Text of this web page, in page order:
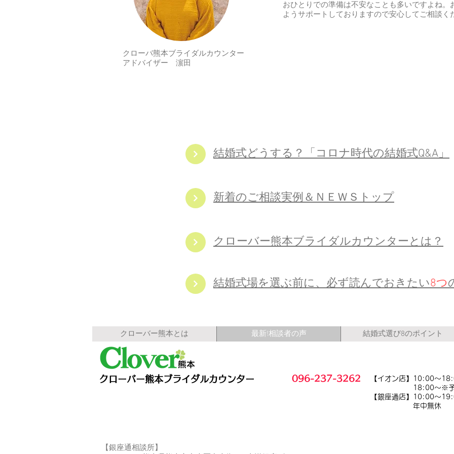
おひとりでの準備は不安なことも多いですよね。
ようサポートしておりますので安心してご相談く
クローバ熊本ブライダルカウンター
​アドバイザー 濵田
結婚式どうする？「コロナ時代の結婚式Q&A」
​新着のご相談実例＆ＮＥＷＳトップ
​クローバー熊本ブライダルカウンターとは？
結婚式場を選ぶ前に、必ず読んでおきたい8つ
クローバー熊本とは 最新!相談者の声 結婚式選び8のポイント
クローバー熊本ブライダルカウンター 096-237-3262
【イオン店】10:00～
18:00～※予
【銀座通店】10:00～
年中無休
【銀座通相談所】